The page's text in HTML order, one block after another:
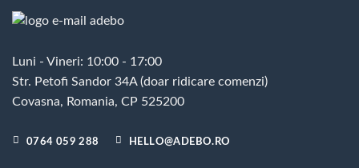
Luni - Vineri: 10:00 - 17:00
Str. Petofi Sandor 34A (doar ridicare comenzi)
Covasna, Romania, CP 525200
0764 059 288 HELLO@ADEBO.RO